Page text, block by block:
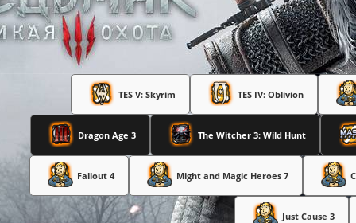
TES V: Skyrim TES IV: Oblivion
Dragon Age 3 The Witcher 3: Wild Hunt
Fallout 4 Might and Magic Heroes 7
Just Cause 3